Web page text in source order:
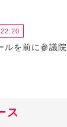
ルを前に参議
ス